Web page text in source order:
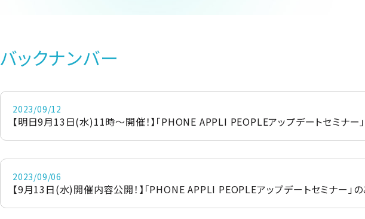
バックナンバー
2023/09/12
【明日9月13日(水)11時～開催！】「PHONE APPLI PEOPLEアップデートセミナー
2023/09/06
【9月13日(水)開催内容公開！】「PHONE APPLI PEOPLEアップデートセミナー」